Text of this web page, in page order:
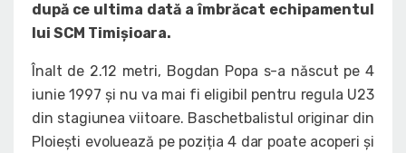
după ce ultima dată a îmbrăcat echipamentul
lui SCM Timișioara.
Înalt de 2.12 metri, Bogdan Popa s-a născut pe 4
iunie 1997 și nu va mai fi eligibil pentru regula U23
din stagiunea viitoare. Baschetbalistul originar din
Ploiești evoluează pe poziția 4 dar poate acoperi și